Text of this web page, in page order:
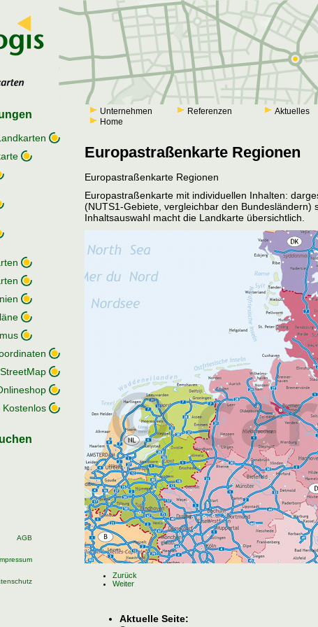
Kostenlos
AGB
Unternehmen Referenzen Aktuelles
Home
Europastraßenkarte Regionen
Europastraßenkarte Regionen
Europastraßenkarte mit individuellen Inhalten:
(NUTS1-Gebiete, vergleichbar den Bundesländern)
Inhaltsauswahl macht die Landkarte übersichtlich.
Zurück
Weiter
Aktuelle Seite: